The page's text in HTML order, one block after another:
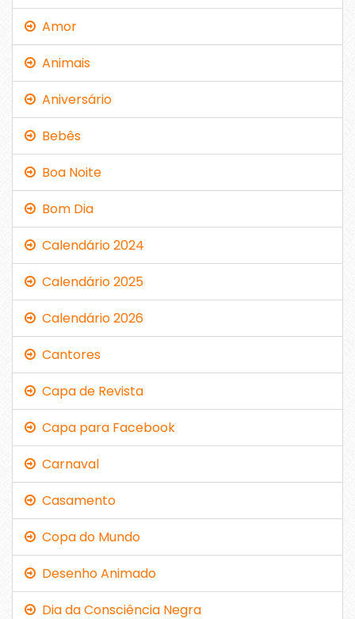
Amor
Animais
Aniversário
Bebês
Boa Noite
Bom Dia
Calendário 2024
Calendário 2025
Calendário 2026
Cantores
Capa de Revista
Capa para Facebook
Carnaval
Casamento
Copa do Mundo
Desenho Animado
Dia da Consciência Negra